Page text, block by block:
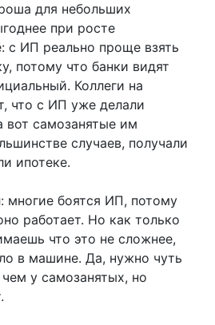
для небольших
при росте
с ИП реально проще взять
потому что банки видят
Коллеги на
что с ИП уже делали
вот самозанятые им
случаев, получали
ипотеке.
многие боятся ИП, потому
работает. Но как только
что это не сложнее,
в машине. Да, нужно чуть
у самозанятых, но